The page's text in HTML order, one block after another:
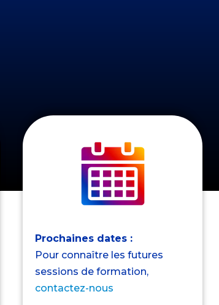
Prochaines dates :
Pour connaître les futures
sessions de formation,
contactez-nous